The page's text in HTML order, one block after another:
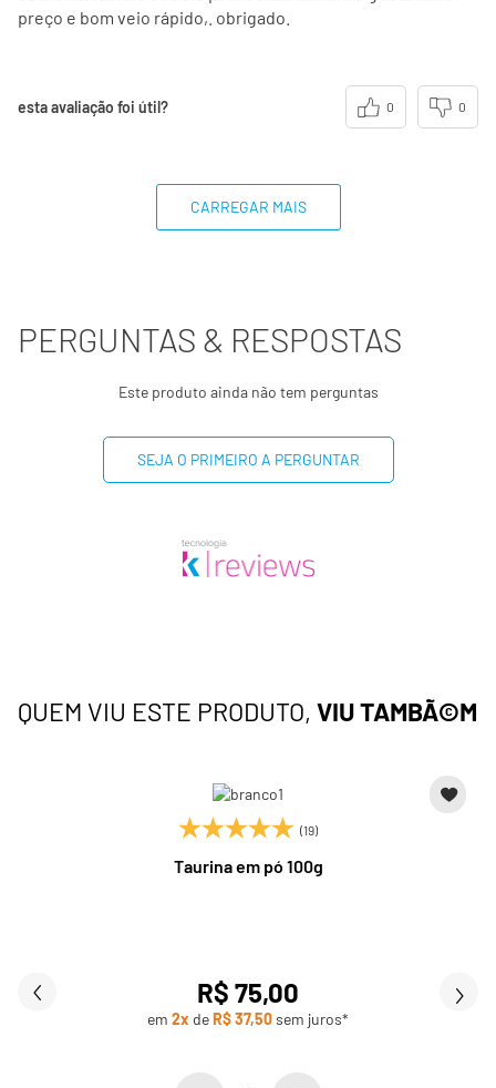
preço e bom veio rápido,. obrigado.
esta avaliação foi útil? 0 0
CARREGAR MAIS
PERGUNTAS & RESPOSTAS
Este produto ainda não tem perguntas
SEJA O PRIMEIRO A PERGUNTAR
QUEM VIU ESTE PRODUTO, VIU TAMBÃ©M
(19)
Taurina em pó 100g
R$ 75,00
em 2x deR$ 37,50sem juros*